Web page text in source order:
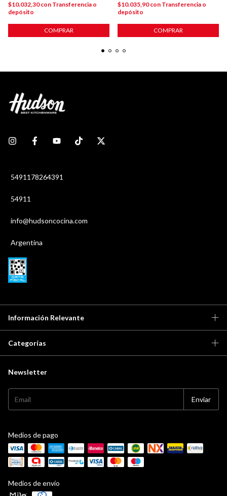
$10.032,30con Transferencia o
depósito
COMPRAR
$10.035,90con Transferencia o
depósito
COMPRAR
5491178264391
54911
info@hudsoncocina.com
Argentina
Información Relevante
Categorías
Newsletter
Medios de pago
Medios de envío